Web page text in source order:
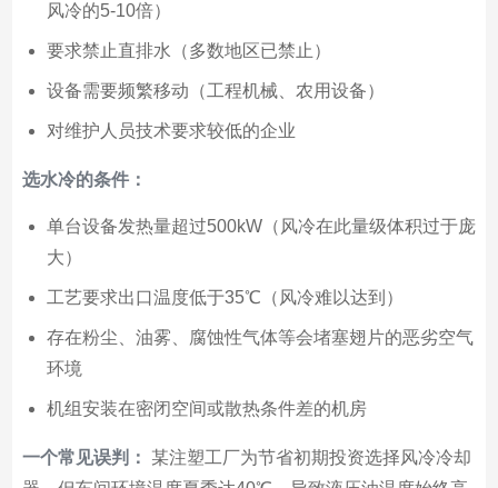
风冷的5-10倍）
要求禁止直排水（多数地区已禁止）
设备需要频繁移动（工程机械、农用设备）
对维护人员技术要求较低的企业
选水冷的条件：
单台设备发热量超过500kW（风冷在此量级体积过于庞
大）
工艺要求出口温度低于35℃（风冷难以达到）
存在粉尘、油雾、腐蚀性气体等会堵塞翅片的恶劣空气
环境
机组安装在密闭空间或散热条件差的机房
一个常见误判：
某注塑工厂为节省初期投资选择风冷冷却